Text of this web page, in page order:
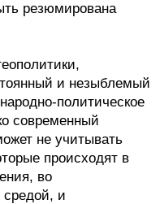
резюмирована
и незыблемый
политическое
современный
не учитывать
происходят в
во
средой, и